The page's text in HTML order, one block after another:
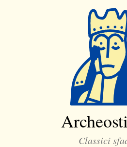
Classici